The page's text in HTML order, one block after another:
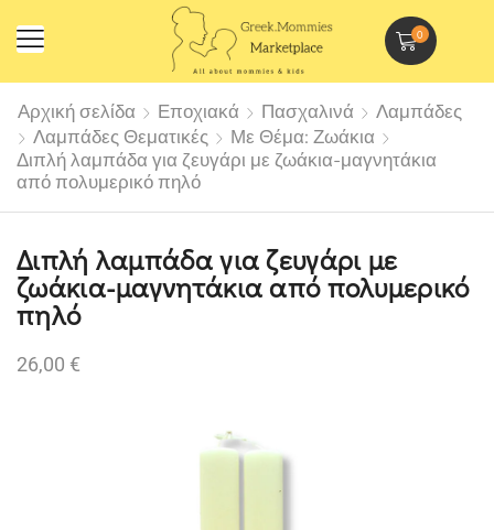
0
Αρχική σελίδα Εποχιακά Πασχαλινά
Λαμπάδες
Λαμπάδες Θεματικές
Με Θέμα: Ζωάκια
Διπλή λαμπάδα για ζευγάρι με ζωάκια-μαγνητάκια
από πολυμερικό πηλό
Διπλή λαμπάδα για ζευγάρι με
ζωάκια-μαγνητάκια από πολυμερικό
πηλό
26,00 €